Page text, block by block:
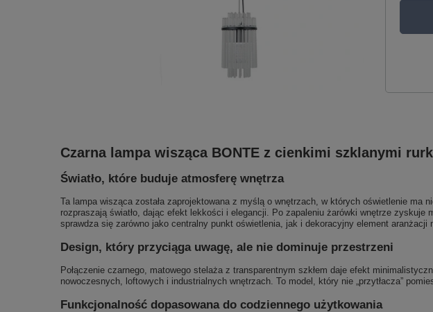
Czarna lampa wisząca BONTE z cienkimi szklanymi
Światło, które buduje atmosferę wnętrza
Ta lampa wisząca została zaprojektowana z myślą o wnętrzach, w których oświetlenie
rozpraszają światło, dając efekt lekkości i elegancji. Po zapaleniu żarówki wnętrze
sprawdza się zarówno jako centralny punkt oświetlenia, jak i dekoracyjny element aranżacji
Design, który przyciąga uwagę, ale nie dominuje przestrzeni
Połączenie czarnego, matowego stelaża z transparentnym szkłem daje efekt
nowoczesnych, loftowych i industrialnych wnętrzach. To model, który nie „przytłacza”
Funkcjonalność dopasowana do codziennego użytkowania